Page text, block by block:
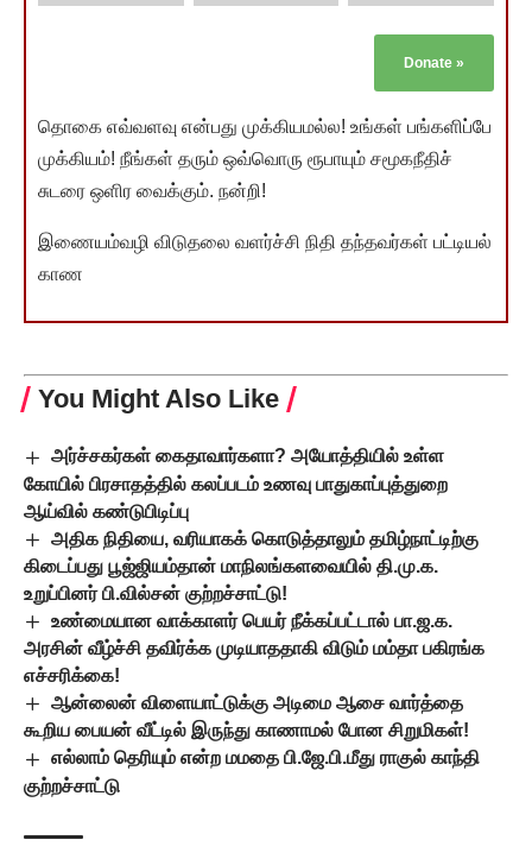
Donate »
தொகை எவ்வளவு என்பது முக்கியமல்ல! உங்கள் பங்களிப்பே
முக்கியம்! நீங்கள் தரும் ஒவ்வொரு ரூபாயும் சமூகநீதிச்
சுடரை ஒளிர வைக்கும். நன்றி!
இணையம்வழி விடுதலை வளர்ச்சி நிதி தந்தவர்கள் பட்டியல்
காண
You Might Also Like
அர்ச்சகர்கள் கைதாவார்களா? அயோத்தியில் உள்ள
கோயில் பிரசாதத்தில் கலப்படம் உணவு பாதுகாப்புத்துறை
ஆய்வில் கண்டுபிடிப்பு
அதிக நிதியை, வரியாகக் கொடுத்தாலும் தமிழ்நாட்டிற்கு
கிடைப்பது பூஜ்ஜியம்தான் மாநிலங்களவையில் தி.மு.க.
உறுப்பினர் பி.வில்சன் குற்றச்சாட்டு!
உண்மையான வாக்காளர் பெயர் நீக்கப்பட்டால் பா.ஜ.க.
அரசின் வீழ்ச்சி தவிர்க்க முடியாததாகி விடும் மம்தா பகிரங்க
எச்சரிக்கை!
ஆன்லைன் விளையாட்டுக்கு அடிமை ஆசை வார்த்தை
கூறிய பையன் வீட்டில் இருந்து காணாமல் போன சிறுமிகள்!
எல்லாம் தெரியும் என்ற மமதை பி.ஜே.பி.மீது ராகுல் காந்தி
குற்றச்சாட்டு